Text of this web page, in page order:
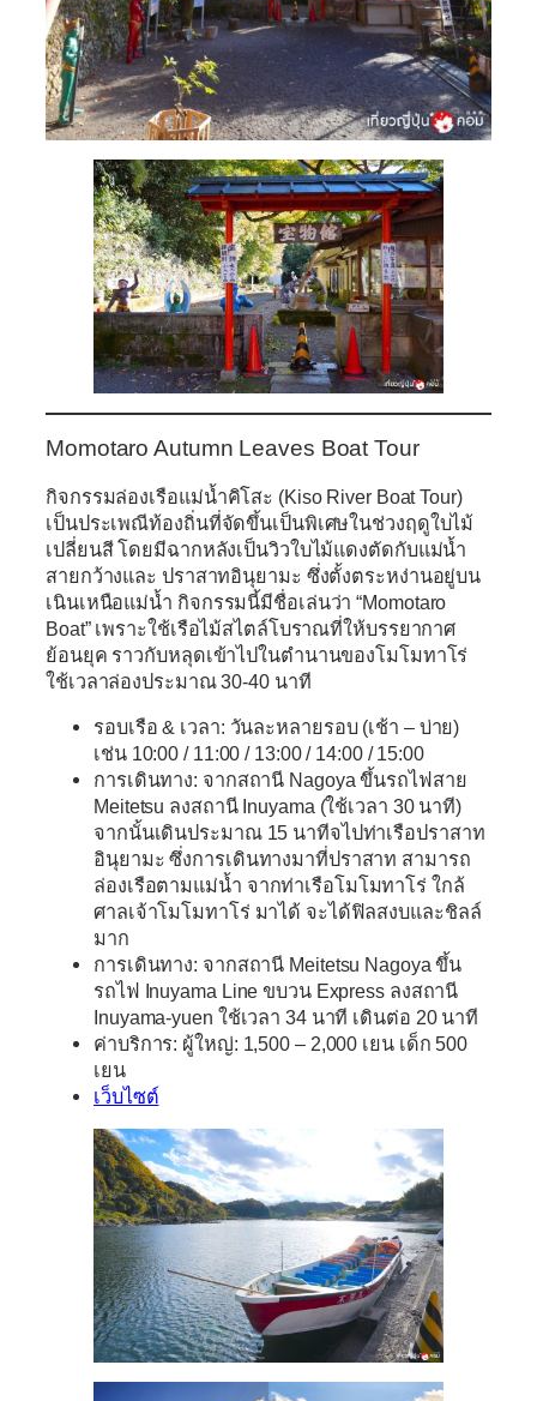
Momotaro Autumn Leaves Boat Tour
กิจกรรมล่องเรือแม่น้ำคิโสะ (Kiso River Boat Tour)
เป็นประเพณีท้องถิ่นที่จัดขึ้นเป็นพิเศษในช่วงฤดูใบไม้
เปลี่ยนสี โดยมีฉากหลังเป็นวิวใบไม้แดงตัดกับแม่น้ำ
สายกว้างและ ปราสาทอินุยามะ ซึ่งตั้งตระหง่านอยู่บน
เนินเหนือแม่น้ำ กิจกรรมนี้มีชื่อเล่นว่า “Momotaro
Boat” เพราะใช้เรือไม้สไตล์โบราณที่ให้บรรยากาศ
ย้อนยุค ราวกับหลุดเข้าไปในตำนานของโมโมทาโร่
ใช้เวลาล่องประมาณ 30-40 นาที
รอบเรือ & เวลา: วันละหลายรอบ (เช้า – บ่าย)
เช่น 10:00 / 11:00 / 13:00 / 14:00 / 15:00
การเดินทาง: จากสถานี Nagoya ขึ้นรถไฟสาย
Meitetsu ลงสถานี Inuyama (ใช้เวลา 30 นาที)
จากนั้นเดินประมาณ 15 นาทีจไปท่าเรือปราสาท
อินุยามะ ซึ่งการเดินทางมาที่ปราสาท สามารถ
ล่องเรือตามแม่น้ำ จากท่าเรือโมโมทาโร่ ใกล้
ศาลเจ้าโมโมทาโร่ มาได้ จะได้ฟิลสงบและชิลล์
มาก
การเดินทาง: จากสถานี Meitetsu Nagoya ขึ้น
รถไฟ Inuyama Line ขบวน Express ลงสถานี
Inuyama-yuen ใช้เวลา 34 นาที เดินต่อ 20 นาที
ค่าบริการ: ผู้ใหญ่: 1,500 – 2,000 เยน เด็ก 500
เยน
เว็บไซต์